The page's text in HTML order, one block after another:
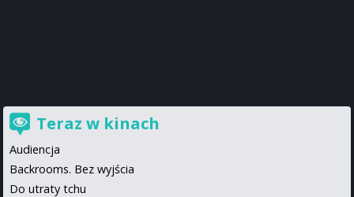
Teraz w kinach
Audiencja
Backrooms. Bez wyjścia
Do utraty tchu